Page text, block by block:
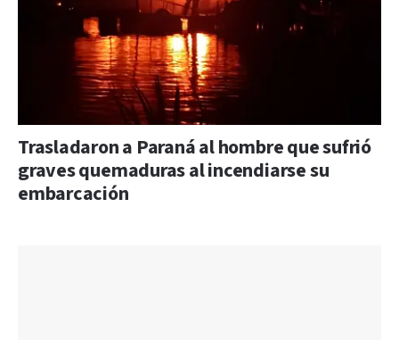
Trasladaron a Paraná al hombre que sufrió
graves quemaduras al incendiarse su
embarcación